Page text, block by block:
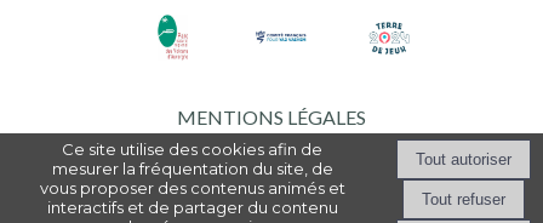
MENTIONS LÉGALES
Création et hébergement du site Internet réalisé par Net15 -Site
administrable CMS propulsé par WebSee Mairie
Conditions Générales
Ce site utilise des cookies afin de
mesurer la fréquentation du site, de
vous proposer des contenus animés et
interactifs et de partager du contenu